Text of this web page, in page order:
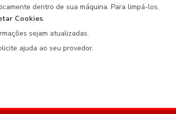
dentro de sua máquina. Para limpá-los,
Cookies.
sejam atualizadas.
ajuda ao seu provedor.